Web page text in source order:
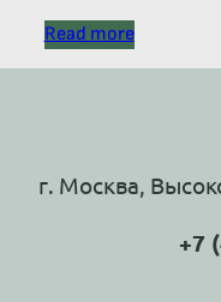
Read more
г. Москва,
+7